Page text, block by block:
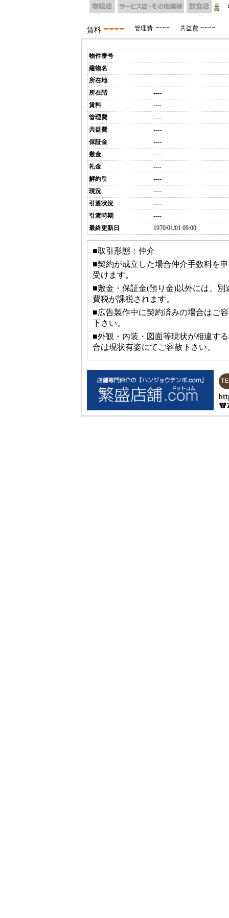
賃料 ---- 管理費 ---- 共益費 ----
物件番号
建物名
所在地
所在階
----
賃料
----
管理費
----
共益費
----
保証金
----
敷金
----
礼金
----
解約引
----
現況
----
引渡状況
----
引渡時期
----
最終更新日
1970/01/01 09:00
■取引形態：仲介
■契約が成立した場合仲介手数料を
受けます。
■敷金・保証金(預り金)以外には、別
費税が課税されます。
■広告製作中に契約済みの場合はご
下さい。
■外観・内装・図面等現状が相違す
合は現状有姿にてご容赦下さい。